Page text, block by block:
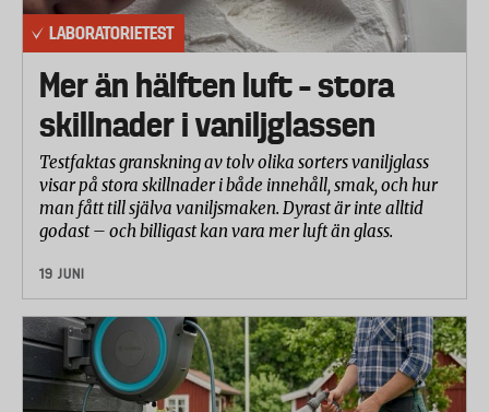
Laboratoriet noterade hur mycket lutning cykeln
klarar utan att börja rulla.
Skär- och klämrisk
Laboratoriet undersökte om cyklarna har vassa
kanter eller farliga öppningar där barn kan skära
eller klämma sig.
Betygsättning
Slutbetyget har viktats samman enligt följande:
Bromsförmåga 33 procent, hållfasthet handtag 33
Betygsättning och viktning är utförd av Testfakta.
LABORATORIETEST
Mer än hälften luft – stora
skillnader i vaniljglassen
Testfaktas granskning av tolv olika sorters vaniljglass
visar på stora skillnader i både innehåll, smak, och hur
man fått till själva vaniljsmaken. Dyrast är inte alltid
godast – och billigast kan vara mer luft än glass.
19 JUNI